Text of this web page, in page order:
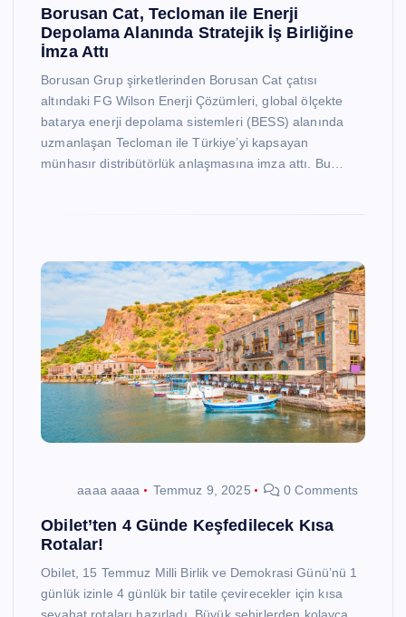
Borusan Cat, Tecloman ile Enerji
Depolama Alanında Stratejik İş Birliğine
İmza Attı
Borusan Grup şirketlerinden Borusan Cat çatısı
altındaki FG Wilson Enerji Çözümleri, global ölçekte
batarya enerji depolama sistemleri (BESS) alanında
uzmanlaşan Tecloman ile Türkiye’yi kapsayan
münhasır distribütörlük anlaşmasına imza attı. Bu…
aaaa aaaa Temmuz 9, 2025 0 Comments
Obilet’ten 4 Günde Keşfedilecek Kısa
Rotalar!
Obilet, 15 Temmuz Milli Birlik ve Demokrasi Günü’nü 1
günlük izinle 4 günlük bir tatile çevirecekler için kısa